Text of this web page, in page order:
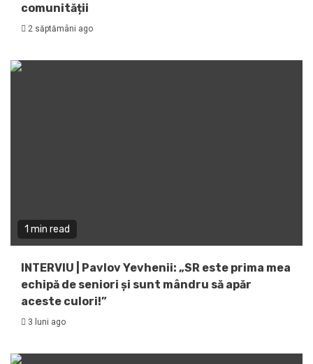
comunității
2 săptămâni ago
1 min read
INTERVIU | Pavlov Yevhenii: „SR este prima mea
echipă de seniori și sunt mândru să apăr
aceste culori!”
3 luni ago